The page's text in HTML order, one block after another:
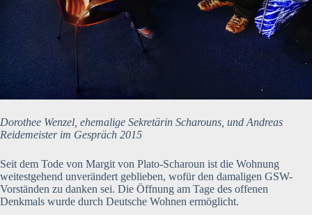
Dorothee Wenzel, ehemalige Sekretärin Scharouns, und Andreas
Reidemeister im Gespräch 2015
Seit dem Tode von Margit von Plato-Scharoun ist die Wohnung
weitestgehend unverändert geblieben, wofür den damaligen GSW-
Vorständen zu danken sei. Die Öffnung am Tage des offenen
Denkmals wurde durch Deutsche Wohnen ermöglicht.